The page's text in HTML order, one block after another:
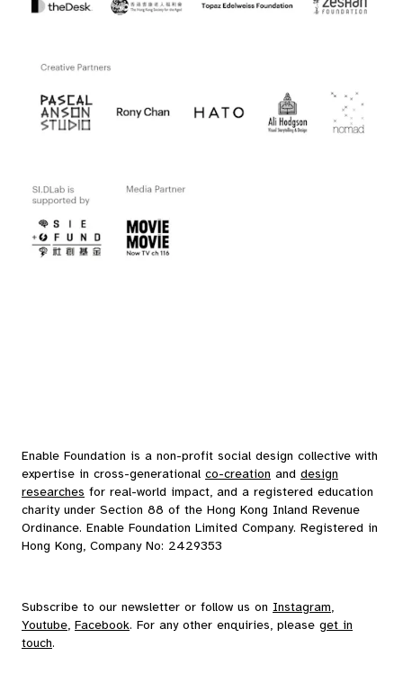
Enable Foundation is a non-profit social design collective with
expertise in cross-generational co-creation and design
researches for real-world impact, and a registered education
charity under Section 88 of the Hong Kong Inland Revenue
Ordinance. Enable Foundation Limited Company. Registered in
Hong Kong, Company No: 2429353
Subscribe to our newsletter or follow us on Instagram,
Youtube, Facebook. For any other enquiries, please get in
touch.